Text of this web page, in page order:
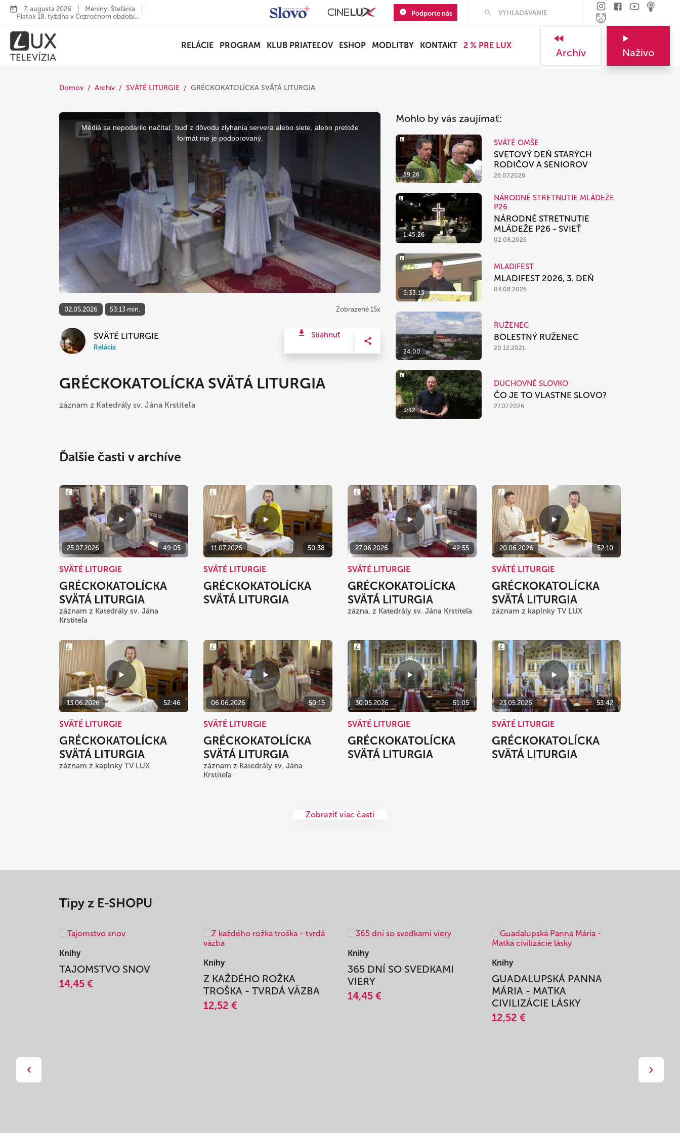
7. augusta 2026
Meniny: Štefánia
Piatok 18. týždňa v Cezročnom období...
Podporte nás
RELÁCIE PROGRAM KLUB PRIATEĽOV ESHOP MODLITBY KONTAKT 2 % PRE LUX
Archív Naživo
Domov Archív SVÄTÉ LITURGIE GRÉCKOKATOLÍCKA SVÄTÁ LITURGIA
This
Médiá sa nepodarilo načítať, buď z dôvodu zlyhania servera alebo siete, alebo pretože
formát nie je podporovaný.
02.05.2026 53:13 min. Zobrazené 15x
SVÄTÉ LITURGIE
Relácia
Stiahnuť
GRÉCKOKATOLÍCKA SVÄTÁ LITURGIA
záznam z Katedrály sv. Jána Krstiteľa
Mohlo by vás zaujímať:
59:26
SVÄTÉ OMŠE
SVETOVÝ DEŇ STARÝCH
RODIČOV A SENIOROV
26.07.2026
1:45:26
NÁRODNÉ STRETNUTIE MLÁDEŽE
P26
NÁRODNÉ STRETNUTIE
MLÁDEŽE P26 - SVIEŤ
02.08.2026
5:33:15
MLADIFEST
MLADIFEST 2026, 3. DEŇ
04.08.2026
24:00
RUŽENEC
BOLESTNÝ RUŽENEC
20.12.2021
3:12
DUCHOVNÉ SLOVKO
ČO JE TO VLASTNE SLOVO?
27.07.2026
Ďalšie časti v archíve
25.07.2026 49:05
SVÄTÉ LITURGIE
GRÉCKOKATOLÍCKA
SVÄTÁ LITURGIA
záznam z Katedrály sv. Jána
Krstiteľa
11.07.2026 50:38
SVÄTÉ LITURGIE
GRÉCKOKATOLÍCKA
SVÄTÁ LITURGIA
27.06.2026 42:55
SVÄTÉ LITURGIE
GRÉCKOKATOLÍCKA
SVÄTÁ LITURGIA
zázna, z Katedrály sv. Jána Krstiteľa
20.06.2026 52:10
SVÄTÉ LITURGIE
GRÉCKOKATOLÍCKA
SVÄTÁ LITURGIA
záznam z kaplnky TV LUX
13.06.2026 52:46
SVÄTÉ LITURGIE
GRÉCKOKATOLÍCKA
SVÄTÁ LITURGIA
záznam z kaplnky TV LUX
06.06.2026 50:15
SVÄTÉ LITURGIE
GRÉCKOKATOLÍCKA
SVÄTÁ LITURGIA
záznam z Katedrály sv. Jána
Krstiteľa
30.05.2026 51:05
SVÄTÉ LITURGIE
GRÉCKOKATOLÍCKA
SVÄTÁ LITURGIA
23.05.2026 53:42
SVÄTÉ LITURGIE
GRÉCKOKATOLÍCKA
SVÄTÁ LITURGIA
Zobraziť viac častí
Tipy z E-SHOPU
Knihy
TAJOMSTVO SNOV
14,45 €
Knihy
Z KAŽDÉHO ROŽKA
TROŠKA - TVRDÁ VÄZBA
12,52 €
Knihy
365 DNÍ SO SVEDKAMI
VIERY
14,45 €
Knihy
GUADALUPSKÁ PANNA
MÁRIA - MATKA
CIVILIZÁCIE LÁSKY
12,52 €